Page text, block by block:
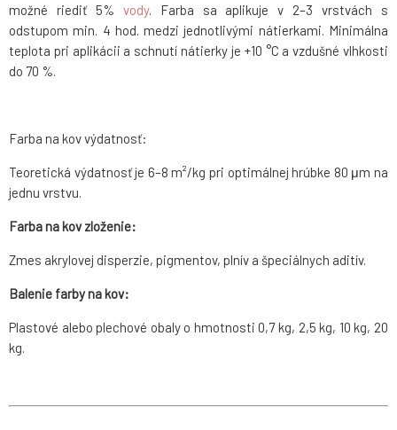
možné riediť 5% vody. Farba sa aplikuje v 2–3 vrstvách s
odstupom min. 4 hod. medzi jednotlivými nátierkami. Minimálna
teplota pri aplikácii a schnutí nátierky je +10 °C a vzdušné vlhkosti
do 70 %.
Farba na kov výdatnosť:
Teoretická výdatnosť je 6–8 m²/kg pri optimálnej hrúbke 80 μm na
jednu vrstvu.
Farba na kov zloženie:
Zmes akrylovej disperzie, pigmentov, plnív a špeciálnych aditív.
Balenie farby na kov:
Plastové alebo plechové obaly o hmotnosti 0,7 kg, 2,5 kg, 10 kg, 20
kg.